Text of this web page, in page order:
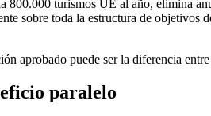
turismos UE al año, elimina
sobre toda la estructura de
aprobado puede ser la diferencia
paralelo